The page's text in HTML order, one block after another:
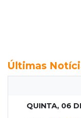
Últimas
QUINTA, 06